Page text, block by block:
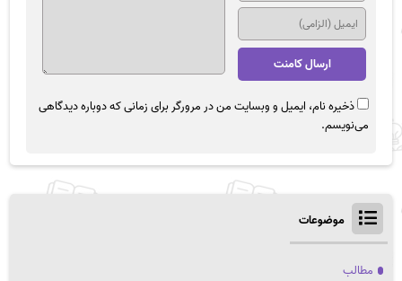
ذخیره نام، ایمیل و وبسایت من در مرورگر برای زمانی که دوباره دیدگاهی
می‌نویسم.
موضوعات
مطالب